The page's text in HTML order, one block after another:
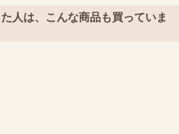
人は、こんな商品も買っていま